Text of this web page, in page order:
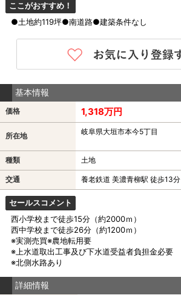
ここがおすすめ！
●土地約119坪●南道路●建築条件なし
基本情報
価格 1,318万円
所在地 岐阜県大垣市本今5丁目
種類 土地
交通 養老鉄道 美濃青柳駅 徒歩13分
セールスコメント
西小学校まで徒歩15分（約2000ｍ）
西中学校まで徒歩26分（約1200ｍ）
※実測売買※農地転用要
※上水道取出工事及び下水道受益者負担金必要
※北側水路あり
詳細情報